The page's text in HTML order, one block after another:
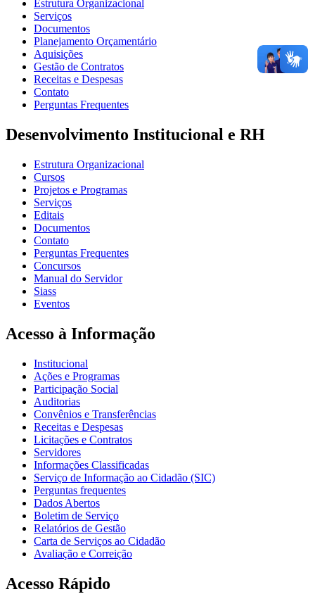
Estrutura Organizacional
Serviços
Documentos
Planejamento Orçamentário
Aquisições
Gestão de Contratos
Receitas e Despesas
Contato
Perguntas Frequentes
Desenvolvimento Institucional e RH
Estrutura Organizacional
Cursos
Projetos e Programas
Serviços
Editais
Documentos
Contato
Perguntas Frequentes
Concursos
Manual do Servidor
Siass
Eventos
Acesso à Informação
Institucional
Ações e Programas
Participação Social
Auditorias
Convênios e Transferências
Receitas e Despesas
Licitações e Contratos
Servidores
Informações Classificadas
Serviço de Informação ao Cidadão (SIC)
Perguntas frequentes
Dados Abertos
Boletim de Serviço
Relatórios de Gestão
Carta de Serviços ao Cidadão
Avaliação e Correição
Acesso Rápido